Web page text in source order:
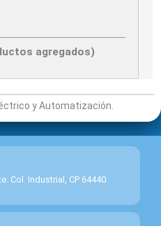
agregados)
y Automatización.
Col. Industrial, CP 64440.